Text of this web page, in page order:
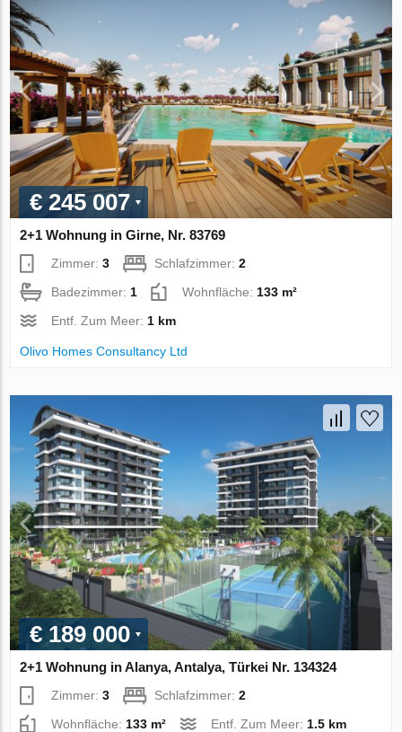
€ 245 007
2+1 Wohnung in Girne, Nr. 83769
Zimmer:3 Schlafzimmer:2
Badezimmer: 1 Wohnfläche: 133 m²
Entf. Zum Meer: 1 km
Olivo Homes Consultancy Ltd
€ 189 000
2+1 Wohnung in Alanya, Antalya, Türkei Nr. 134324
Zimmer:3 Schlafzimmer:2
Wohnfläche: 133 m² Entf. Zum Meer: 1.5 km